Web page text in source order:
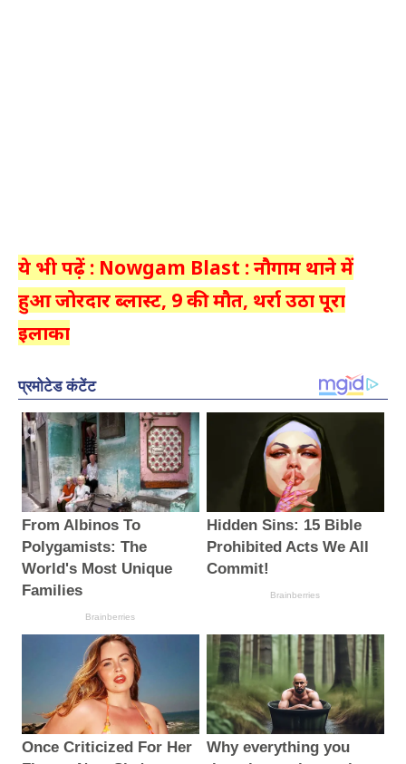
ये भी पढ़ें : Nowgam Blast : नौगाम थाने में
हुआ जोरदार ब्लास्ट, 9 की मौत, थर्रा उठा पूरा
इलाका